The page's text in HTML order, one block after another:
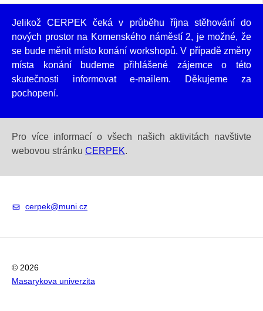
Jelikož CERPEK čeká v průběhu října stěhování do
nových prostor na Komenského náměstí 2, je možné, že
se bude měnit místo konání workshopů. V případě změny
místa konání budeme přihlášené zájemce o této
skutečnosti informovat e-mailem. Děkujeme za
pochopení.
Pro více informací o všech našich aktivitách navštivte
webovou stránku CERPEK.
cerpek@muni.cz
© 2026
Masarykova univerzita